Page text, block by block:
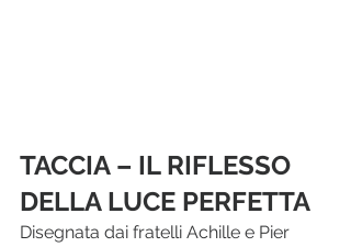
TACCIA – IL RIFLESSO
DELLA LUCE PERFETTA
Disegnata dai fratelli Achille e Pier